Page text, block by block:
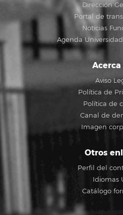
Dirección
Portal de
Noticias
Agenda
Acerca
Aviso
Política de
Política de
Canal de
Imagen
Otros
Perfil del
Idiomas
Catálogo